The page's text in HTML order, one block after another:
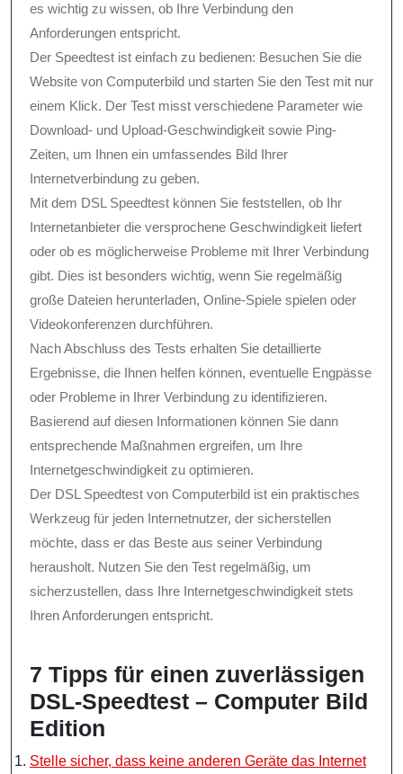
es wichtig zu wissen, ob Ihre Verbindung den
Anforderungen entspricht.
Der Speedtest ist einfach zu bedienen: Besuchen Sie die
Website von Computerbild und starten Sie den Test mit nur
einem Klick. Der Test misst verschiedene Parameter wie
Download- und Upload-Geschwindigkeit sowie Ping-
Zeiten, um Ihnen ein umfassendes Bild Ihrer
Internetverbindung zu geben.
Mit dem DSL Speedtest können Sie feststellen, ob Ihr
Internetanbieter die versprochene Geschwindigkeit liefert
oder ob es möglicherweise Probleme mit Ihrer Verbindung
gibt. Dies ist besonders wichtig, wenn Sie regelmäßig
große Dateien herunterladen, Online-Spiele spielen oder
Videokonferenzen durchführen.
Nach Abschluss des Tests erhalten Sie detaillierte
Ergebnisse, die Ihnen helfen können, eventuelle Engpässe
oder Probleme in Ihrer Verbindung zu identifizieren.
Basierend auf diesen Informationen können Sie dann
entsprechende Maßnahmen ergreifen, um Ihre
Internetgeschwindigkeit zu optimieren.
Der DSL Speedtest von Computerbild ist ein praktisches
Werkzeug für jeden Internetnutzer, der sicherstellen
möchte, dass er das Beste aus seiner Verbindung
herausholt. Nutzen Sie den Test regelmäßig, um
sicherzustellen, dass Ihre Internetgeschwindigkeit stets
Ihren Anforderungen entspricht.
7 Tipps für einen zuverlässigen
DSL-Speedtest – Computer Bild
Edition
Stelle sicher, dass keine anderen Geräte das Internet